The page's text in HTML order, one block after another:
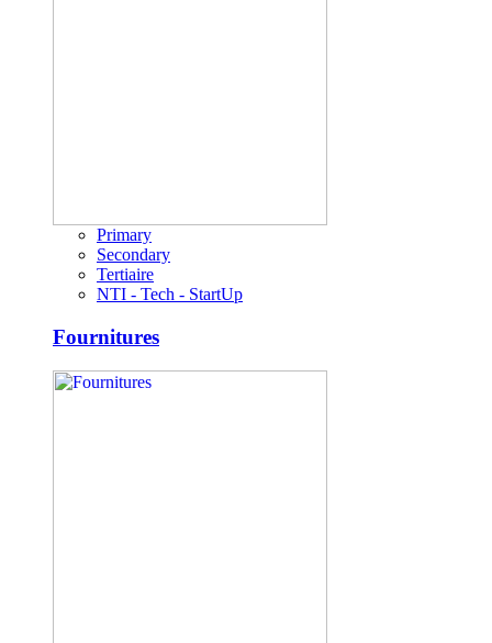
Primary
Secondary
Tertiaire
NTI - Tech - StartUp
Fournitures